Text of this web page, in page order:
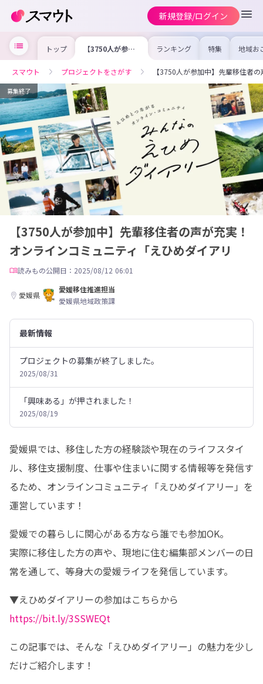
新規登録/ログイン
トップ 【3750人が参加
中】先輩移住者の
インコミュニティ
「えひめダイアリ
ランキング 特集 地域お
の求
を集め
事内容
を比較
合った
けよう
スマウト プロジェクトをさがす 【3750人が参加中】先輩移住者
募集終了
【3750人が参加中】先輩移住者の声が充実！
オンラインコミュニティ「えひめダイアリ
読みもの公開日：2025/08/12 06:01
愛媛県
愛媛移住推進担当
愛媛県地域政策課
最新情報
プロジェクトの募集が終了しました。
2025/08/31
「興味ある」が押されました！
2025/08/19
愛媛県では、移住した方の経験談や現在のライフスタイ
ル、移住支援制度、仕事や住まいに関する情報等を発信す
るため、オンラインコミュニティ「えひめダイアリー」を
運営しています！
愛媛での暮らしに関心がある方なら誰でも参加OK。
実際に移住した方の声や、現地に住む編集部メンバーの日
常を通して、等身大の愛媛ライフを発信しています。
https://bit.ly/3SSWEQt
この記事では、そんな「えひめダイアリー」の魅力を少し
だけご紹介します！